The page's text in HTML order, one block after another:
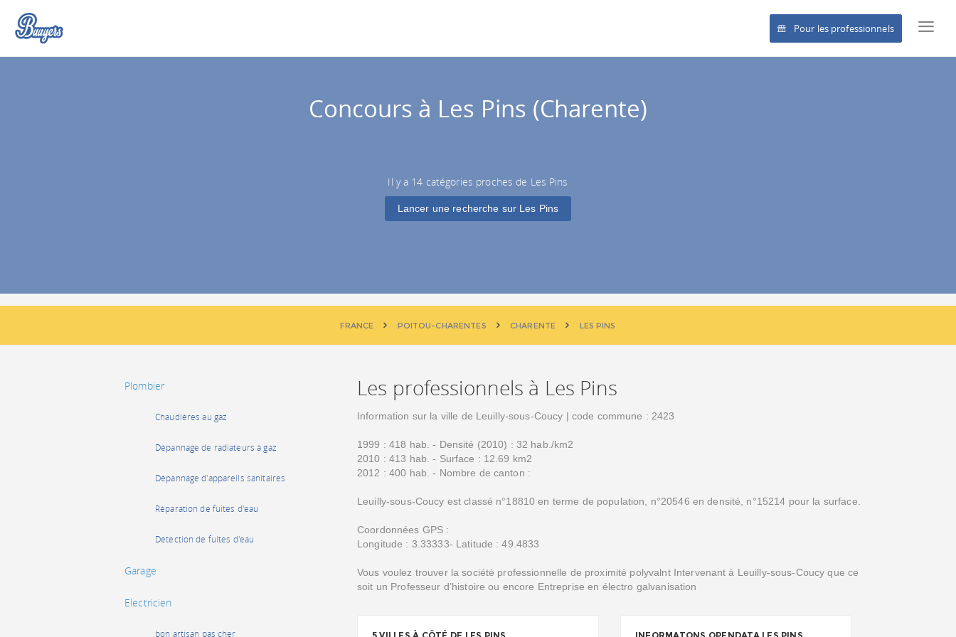
Pour les professionnels
Concours à Les Pins (Charente)
Il y a 14 catégories proches de Les Pins
Lancer une recherche sur Les Pins
FRANCE POITOU-CHARENTES CHARENTE LES PINS
Plombier
Chaudières au gaz
Dépannage de radiateurs à gaz
Dépannage d'appareils sanitaires
Réparation de fuites d'eau
Détection de fuites d'eau
Garage
Electricien
bon artisan pas cher
Les professionnels à Les Pins
Information sur la ville de Leuilly-sous-Coucy | code commune : 2423
1999 : 418 hab. - Densité (2010) : 32 hab./km2
2010 : 413 hab. - Surface : 12.69 km2
2012 : 400 hab. - Nombre de canton :
Leuilly-sous-Coucy est classé n°18810 en terme de population, n°20546 en densité, n°15214 pour la surface.
Coordonnées GPS :
Longitude : 3.33333- Latitude : 49.4833
Vous voulez trouver la société professionnelle de proximité polyvalnt Intervenant à Leuilly-sous-Coucy que ce
soit un Professeur d’histoire ou encore Entreprise en électro galvanisation